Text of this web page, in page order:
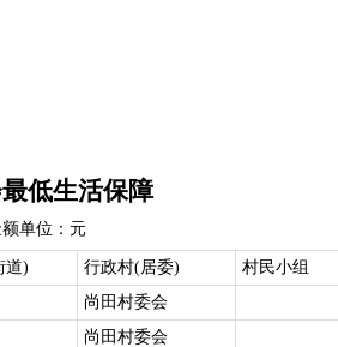
低生活保障
单位：元
道) 行政村(居委)
村民小组
尚田村委会
尚田村委会